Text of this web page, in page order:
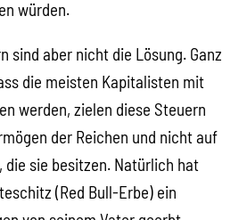
würden.
sind aber nicht die Lösung. Ganz
die meisten Kapitalisten mit
werden, zielen diese Steuern
der Reichen und nicht auf
die sie besitzen. Natürlich hat
(Red Bull-Erbe) ein